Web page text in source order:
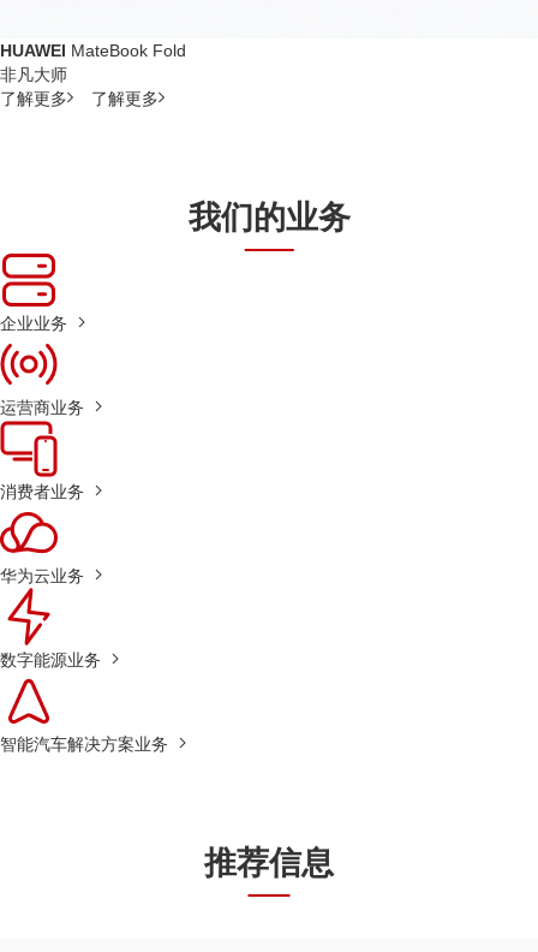
HUAWEI MateBook Fold
非凡大师
了解更多
了解更多
我们的业务
企业业务
运营商业务
消费者业务
华为云业务
数字能源业务
智能汽车解决方案业务
推荐信息